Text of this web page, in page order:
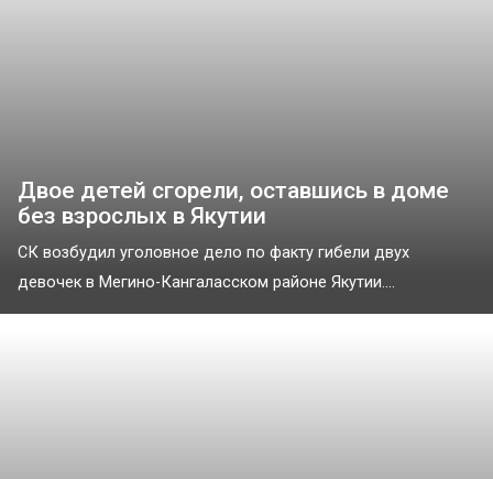
Двое детей сгорели, оставшись в доме
без взрослых в Якутии
СК возбудил уголовное дело по факту гибели двух
девочек в Мегино-Кангаласском районе Якутии....